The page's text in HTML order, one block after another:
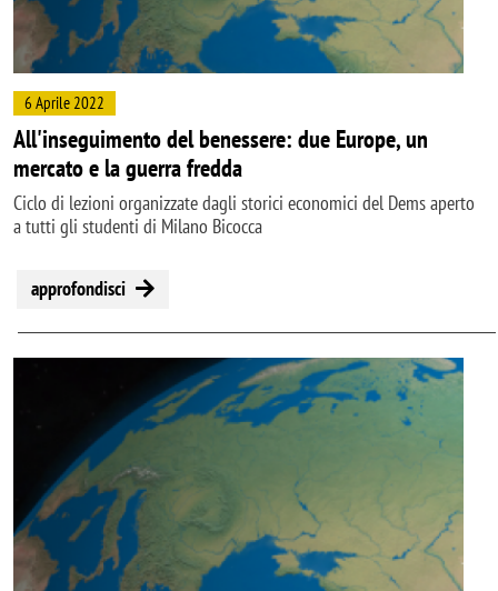
6 Aprile 2022
All'inseguimento del benessere: due Europe, un
mercato e la guerra fredda
Ciclo di lezioni organizzate dagli storici economici del Dems aperto
a tutti gli studenti di Milano Bicocca
approfondisci